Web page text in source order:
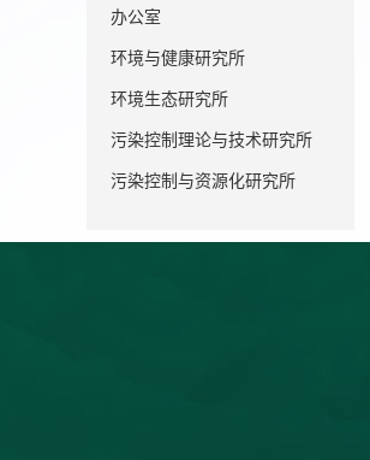
办公室
环境与健康研究所
环境生态研究所
污染控制理论与技术研究所
污染控制与资源化研究所